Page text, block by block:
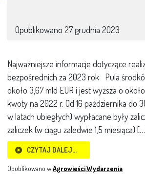
Opublikowano 27 grudnia 2023
Najważniejsze informacje dotyczące
bezpośrednich za 2023 rok Pula
około 3,67 mld EUR i jest wyższa o
kwoty na 2022 r. Od 16 października do
w latach ubiegłych) wypłacane były
zaliczek (w ciągu zaledwie 1,5 miesiąca)
CZYTAJ DALEJ…
Opublikowano wAgrowieści,Wydarzenia